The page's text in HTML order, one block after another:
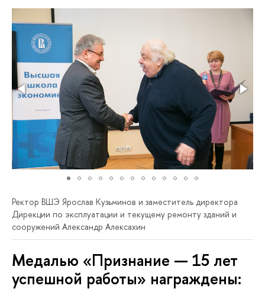
Ректор ВШЭ Ярослав Кузьминов и заместитель директора
Дирекции по эксплуатации и текущему ремонту зданий и
сооружений Александр Алексахин
Медалью «Признание — 15 лет
успешной работы» награждены: